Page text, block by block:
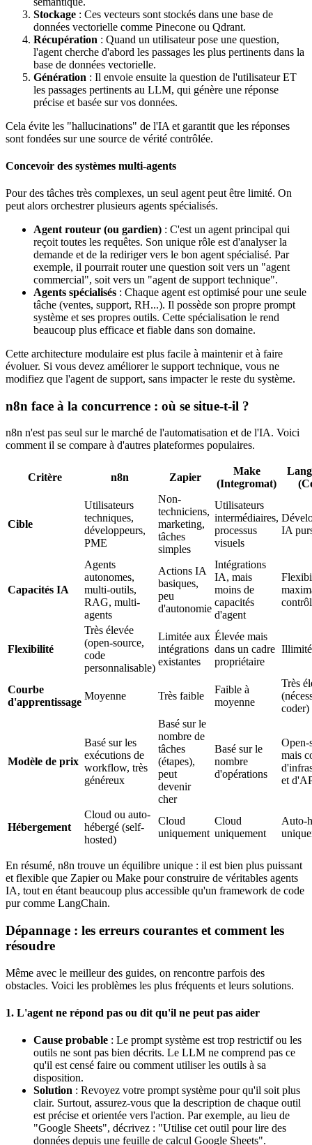
Stockage : Ces vecteurs sont stockés dans une base de
données vectorielle comme Pinecone ou Qdrant.
Récupération : Quand un utilisateur pose une question,
l'agent cherche d'abord les passages les plus pertinents dans la
base de données vectorielle.
Génération : Il envoie ensuite la question de l'utilisateur ET
les passages pertinents au LLM, qui génère une réponse
précise et basée sur vos données.
Cela évite les "hallucinations" de l'IA et garantit que les réponses
sont fondées sur une source de vérité contrôlée.
Concevoir des systèmes multi-agents
Pour des tâches très complexes, un seul agent peut être limité. On
peut alors orchestrer plusieurs agents spécialisés.
Agent routeur (ou gardien) : C'est un agent principal qui
reçoit toutes les requêtes. Son unique rôle est d'analyser la
demande et de la rediriger vers le bon agent spécialisé. Par
exemple, il pourrait router une question soit vers un "agent
commercial", soit vers un "agent de support technique".
Agents spécialisés : Chaque agent est optimisé pour une seule
tâche (ventes, support, RH...). Il possède son propre prompt
système et ses propres outils. Cette spécialisation le rend
beaucoup plus efficace et fiable dans son domaine.
Cette architecture modulaire est plus facile à maintenir et à faire
évoluer. Si vous devez améliorer le support technique, vous ne
modifiez que l'agent de support, sans impacter le reste du système.
n8n face à la concurrence : où se situe-t-il ?
n8n n'est pas seul sur le marché de l'automatisation et de l'IA. Voici
comment il se compare à d'autres plateformes populaires.
Critère n8n Zapier
Make
(Integromat)
Cible
Utilisateurs
techniques,
développeurs,
PME
Non-
techniciens,
marketing,
tâches
simples
Utilisateurs
intermédiaires,
processus
visuels
IA
Capacités IA
Agents
autonomes,
multi-outils,
RAG, multi-
agents
Actions IA
basiques,
peu
d'autonomie
Intégrations
IA, mais
moins de
capacités
d'agent
Flexibilité
Très élevée
(open-source,
code
personnalisable)
Limitée aux
intégrations
existantes
Élevée mais
dans un cadre
propriétaire
Courbe
d'apprentissage
Moyenne Très faible
Faible à
moyenne
Très
coder)
Modèle de prix
Basé sur les
exécutions de
workflow, très
généreux
Basé sur le
nombre de
tâches
(étapes),
peut
devenir
cher
Basé sur le
nombre
d'opérations
Open-
mais
et
Hébergement
Cloud ou auto-
hébergé (self-
hosted)
Cloud
uniquement
Cloud
uniquement
Auto-
En résumé, n8n trouve un équilibre unique : il est bien plus puissant
et flexible que Zapier ou Make pour construire de véritables agents
IA, tout en étant beaucoup plus accessible qu'un framework de code
pur comme LangChain.
Dépannage : les erreurs courantes et comment les
résoudre
Même avec le meilleur des guides, on rencontre parfois des
obstacles. Voici les problèmes les plus fréquents et leurs solutions.
1. L'agent ne répond pas ou dit qu'il ne peut pas aider
Cause probable : Le prompt système est trop restrictif ou les
outils ne sont pas bien décrits. Le LLM ne comprend pas ce
qu'il est censé faire ou comment utiliser les outils à sa
disposition.
Solution : Revoyez votre prompt système pour qu'il soit plus
clair. Surtout, assurez-vous que la description de chaque outil
est précise et orientée vers l'action. Par exemple, au lieu de
"Google Sheets", décrivez : "Utilise cet outil pour lire des
données depuis une feuille de calcul Google Sheets".